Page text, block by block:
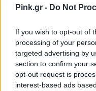
Pink.gr - Do Not
If you wish to opt-out of
processing of your
targeted advertising by
section to confirm your
opt-out request is
interest-based ads
#tuesdayshoesday You
mules are such a rich,
(usually a 9) and they
moto jacket and my
heading to your